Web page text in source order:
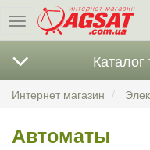
Меню
Каталог
Интернет магазин
Автоматы